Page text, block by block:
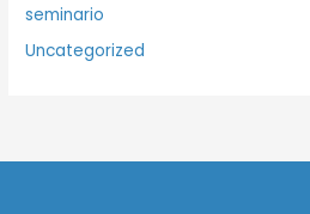
seminario
Uncategorized